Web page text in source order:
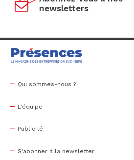
newsletters
Qui sommes-nous ?
L'équipe
Publicité
S'abonner à la newsletter